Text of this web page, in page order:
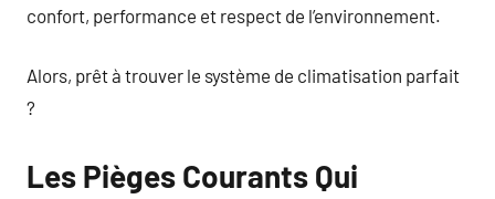
confort, performance et respect de l’environnement.
Alors, prêt à trouver le système de climatisation parfait
?
Les Pièges Courants Qui